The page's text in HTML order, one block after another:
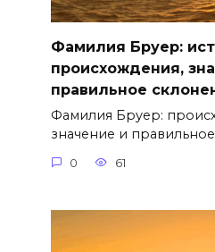
Фамилия Бруер:
происхождения,
правильное
Фамилия Бруер:
значение и правильное
0 61